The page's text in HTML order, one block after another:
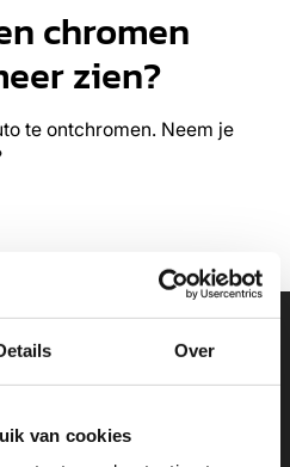
Over
van cookies
chromen
zien?
te ontchromen. Neem je
ook